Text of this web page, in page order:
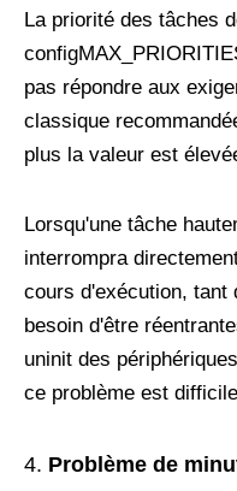
La priorité des tâches
pas répondre aux
classique
plus la valeur est
Lorsqu'une tâche
interrompra
cours d'exécution, tant
besoin d'être
uninit des
ce problème est
Problème de